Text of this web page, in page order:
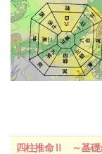
四柱推命Ⅱ ～基礎